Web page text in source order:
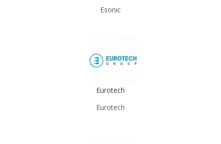
Esonic
Eurotech
Eurotech